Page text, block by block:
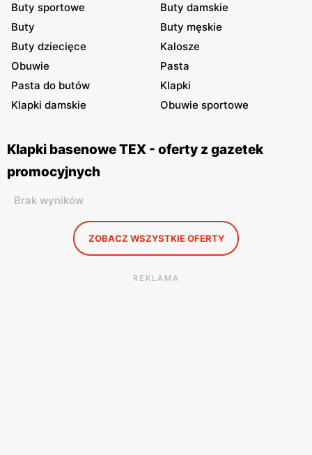
Buty sportowe
Buty damskie
Buty
Buty męskie
Buty dziecięce
Kalosze
Obuwie
Pasta
Pasta do butów
Klapki
Klapki damskie
Obuwie sportowe
Klapki basenowe TEX - oferty z gazetek
promocyjnych
Brak wyników
ZOBACZ WSZYSTKIE OFERTY
REKLAMA